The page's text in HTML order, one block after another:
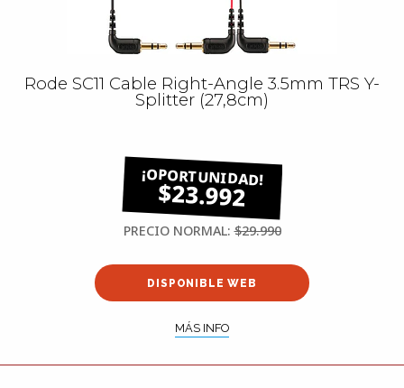
Rode SC11 Cable Right-Angle 3.5mm TRS Y-
Splitter (27,8cm)
$23.992
PRECIO NORMAL:$29.990
DISPONIBLE WEB
MÁS INFO